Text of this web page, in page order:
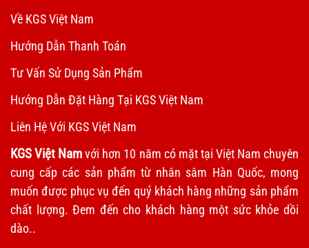
Về KGS Việt Nam
Hướng Dẫn Thanh Toán
Tư Vấn Sử Dụng Sản Phẩm
Hướng Dẫn Đặt Hàng Tại KGS Việt Nam
Liên Hệ Với KGS Việt Nam
KGS Việt Namvới hơn 10 năm có mặt tại Việt Nam chuyên
cung cấp các sản phẩm từ nhân sâm Hàn Quốc, mong
muốn được phục vụ đến quý khách hàng những sản phẩm
chất lượng. Đem đến cho khách hàng một sức khỏe dồi
dào..